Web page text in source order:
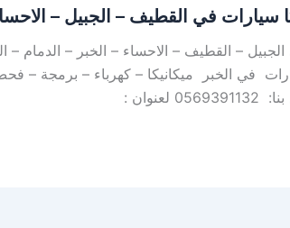
سيارات في القطيف – الجبيل –
– القطيف – الاحساء – الخبر – الدمام –
في الخبر ميكانيكا – كهرباء – برمجة
: